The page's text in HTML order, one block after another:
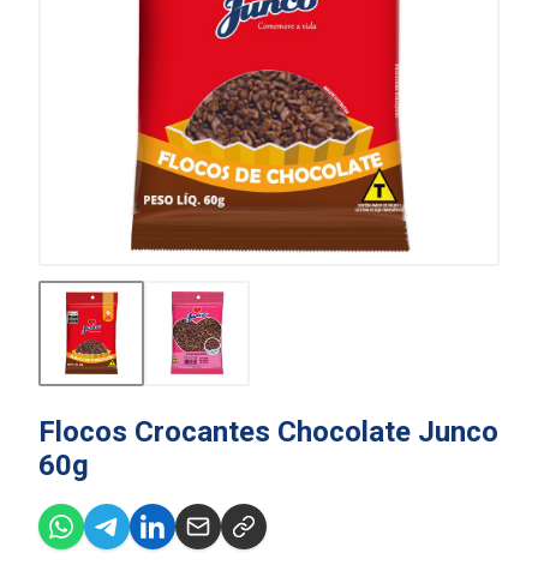
Flocos Crocantes Chocolate Junco
60g